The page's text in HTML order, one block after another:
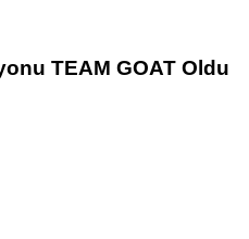
TEAM GOAT Oldu